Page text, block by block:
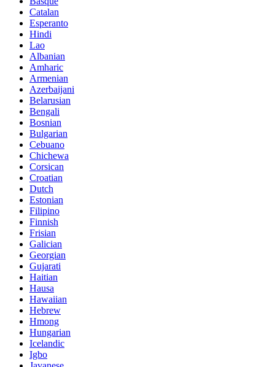
Catalan
Esperanto
Hindi
Lao
Albanian
Amharic
Armenian
Azerbaijani
Belarusian
Bengali
Bosnian
Bulgarian
Cebuano
Chichewa
Corsican
Croatian
Dutch
Estonian
Filipino
Finnish
Frisian
Galician
Georgian
Gujarati
Haitian
Hausa
Hawaiian
Hebrew
Hmong
Hungarian
Icelandic
Igbo